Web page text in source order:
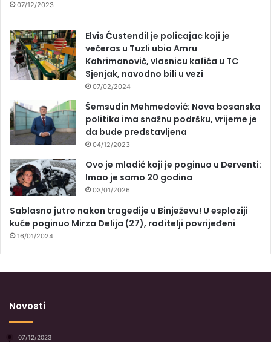
07/12/2023
Elvis Ćustendil je policajac koji je
večeras u Tuzli ubio Amru
Kahrimanović, vlasnicu kafića u TC
Sjenjak, navodno bili u vezi
07/02/2024
Šemsudin Mehmedović: Nova bosanska
politika ima snažnu podršku, vrijeme je
da bude predstavljena
04/12/2023
Ovo je mladić koji je poginuo u Derventi:
Imao je samo 20 godina
03/01/2026
Sablasno jutro nakon tragedije u Binježevu! U esploziji
kuće poginuo Mirza Delija (27), roditelji povrijeđeni
16/01/2024
Novosti
07/12/2023